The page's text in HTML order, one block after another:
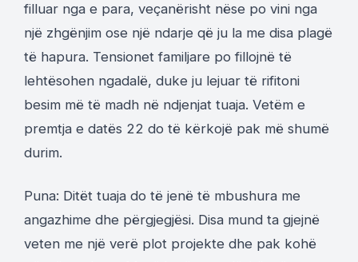
filluar nga e para, veçanërisht nëse po vini nga
një zhgënjim ose një ndarje që ju la me disa plagë
të hapura. Tensionet familjare po fillojnë të
lehtësohen ngadalë, duke ju lejuar të rifitoni
besim më të madh në ndjenjat tuaja. Vetëm e
premtja e datës 22 do të kërkojë pak më shumë
durim.
Puna: Ditët tuaja do të jenë të mbushura me
angazhime dhe përgjegjësi. Disa mund ta gjejnë
veten me një verë plot projekte dhe pak kohë